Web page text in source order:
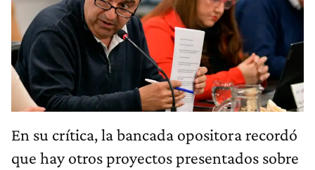
En su crítica, la bancada opositora recordó
que hay otros proyectos presentados sobre